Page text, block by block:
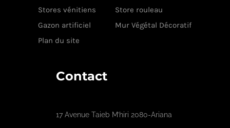
Stores vénitiens
Store rouleau
Gazon artificiel
Mur Végétal Décoratif
Plan du site
Contact
17 Avenue Taieb M’hiri 2080-Ariana